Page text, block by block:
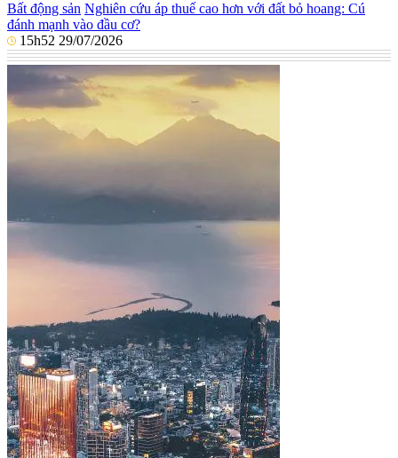
Bất động sản Nghiên cứu áp thuế cao hơn với đất bỏ hoang: Cú
đánh mạnh vào đầu cơ?
15h52 29/07/2026